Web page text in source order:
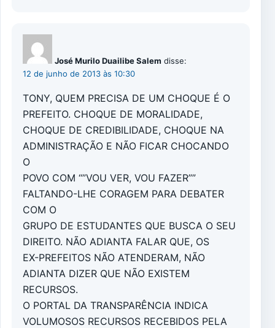
José Murilo Duailibe Salem disse:
12 de junho de 2013 às 10:30
TONY, QUEM PRECISA DE UM CHOQUE É O
PREFEITO. CHOQUE DE MORALIDADE,
CHOQUE DE CREDIBILIDADE, CHOQUE NA
ADMINISTRAÇÃO E NÃO FICAR CHOCANDO
O
POVO COM “”VOU VER, VOU FAZER””
FALTANDO-LHE CORAGEM PARA DEBATER
COM O
GRUPO DE ESTUDANTES QUE BUSCA O SEU
DIREITO. NÃO ADIANTA FALAR QUE, OS
EX-PREFEITOS NÃO ATENDERAM, NÃO
ADIANTA DIZER QUE NÃO EXISTEM
RECURSOS.
O PORTAL DA TRANSPARÊNCIA INDICA
VOLUMOSOS RECURSOS RECEBIDOS PELA